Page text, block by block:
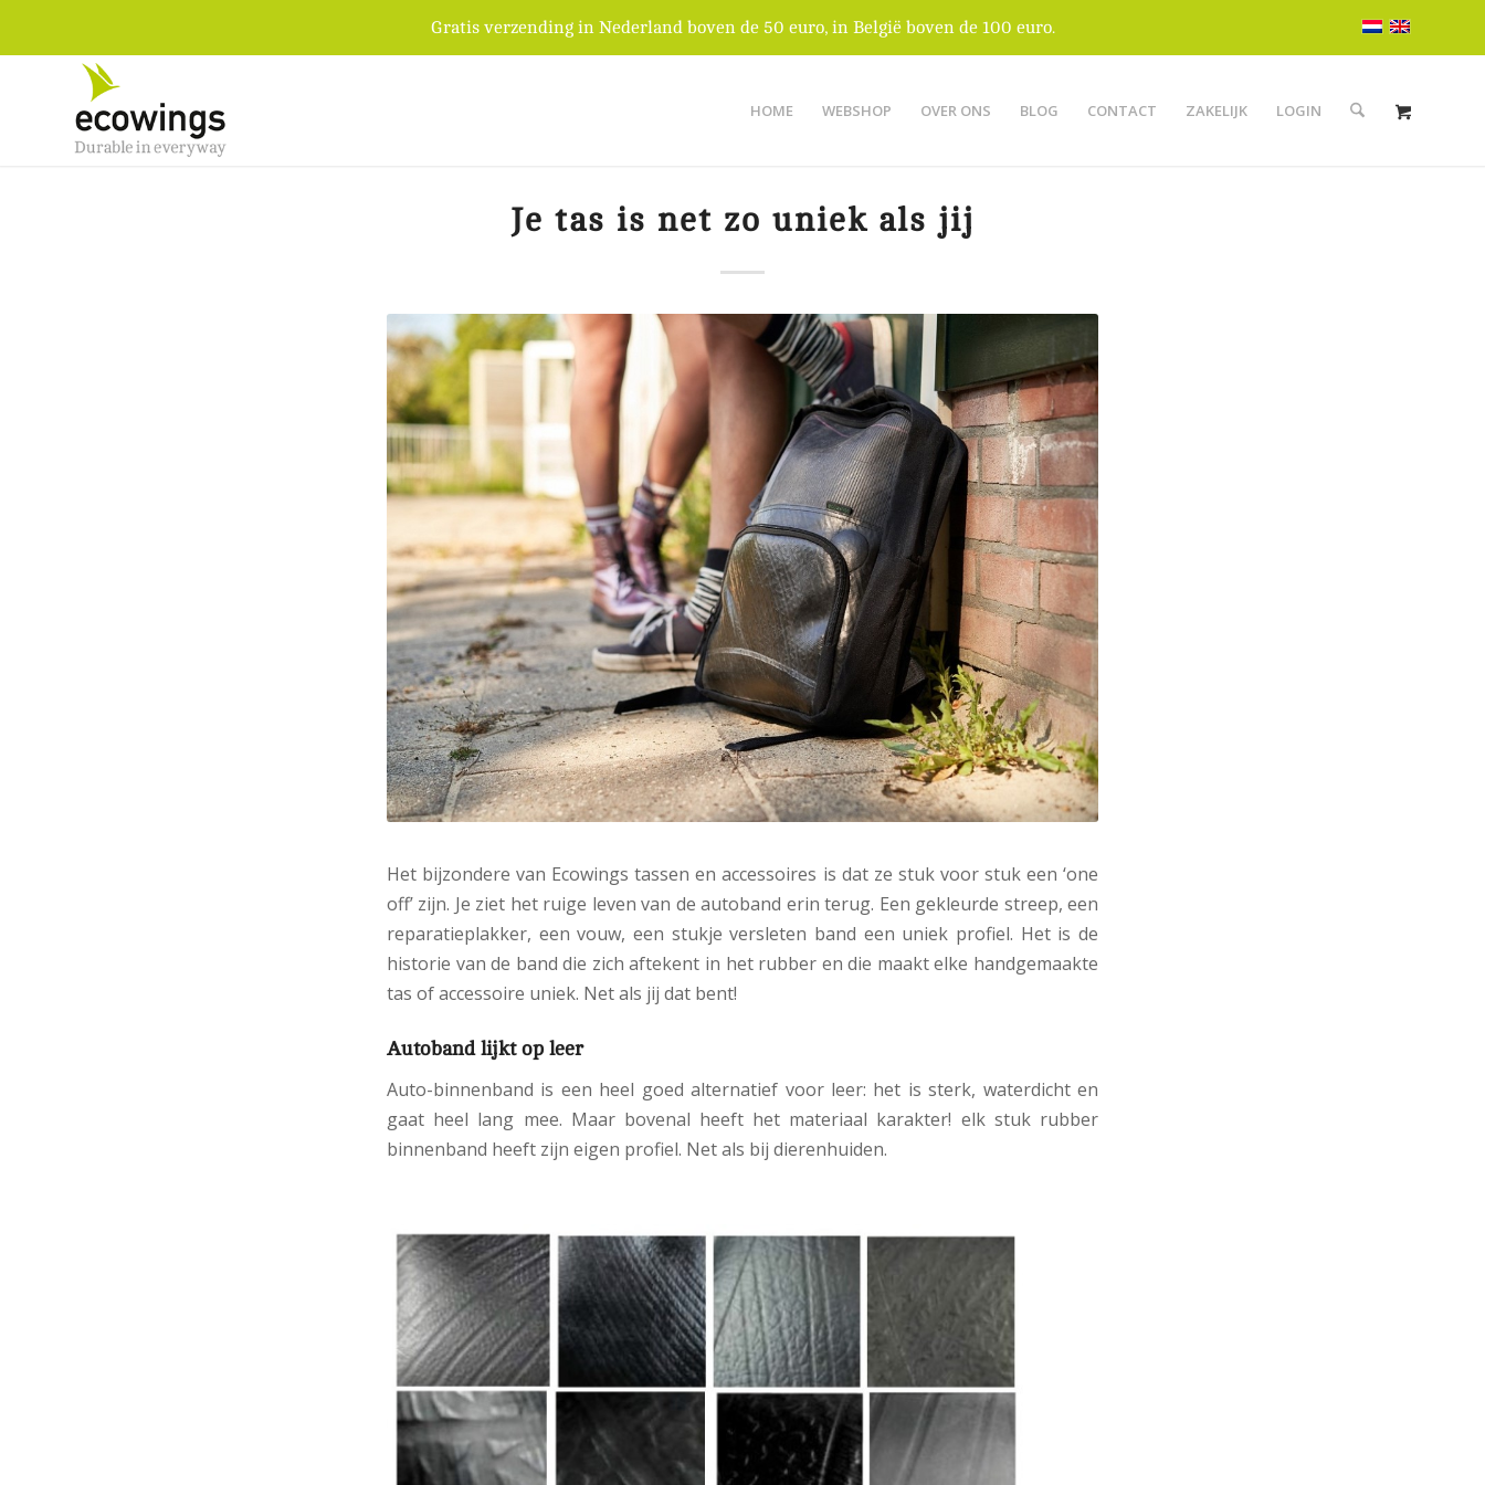
Gratis verzending in Nederland boven de 50 euro, in België boven de 100 euro.
HOME WEBSHOP OVER ONS BLOG CONTACT ZAKELIJK LOGIN
Je tas is net zo uniek als jij
Het bijzondere van Ecowings tassen en accessoires is dat ze stuk voor stuk een ‘one
off’ zijn. Je ziet het ruige leven van de autoband erin terug. Een gekleurde streep, een
reparatieplakker, een vouw, een stukje versleten band een uniek profiel. Het is de
historie van de band die zich aftekent in het rubber en die maakt elke handgemaakte
tas of accessoire uniek. Net als jij dat bent!
Autoband lijkt op leer
Auto-binnenband is een heel goed alternatief voor leer: het is sterk, waterdicht en
gaat heel lang mee. Maar bovenal heeft het materiaal karakter! elk stuk rubber
binnenband heeft zijn eigen profiel. Net als bij dierenhuiden.